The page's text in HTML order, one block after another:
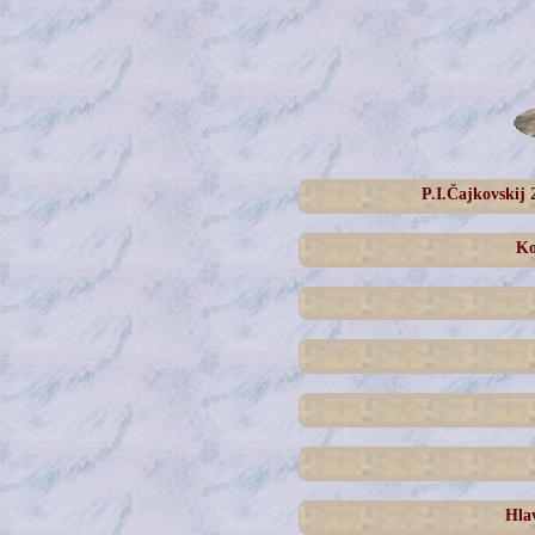
P.I.Čajkovskij